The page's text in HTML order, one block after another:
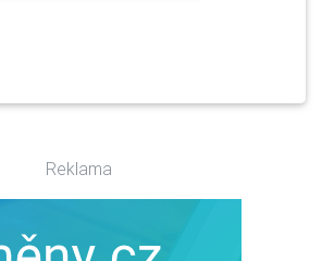
Reklama